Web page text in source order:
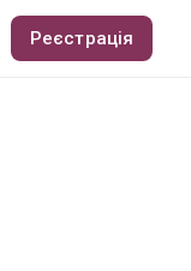
Реєстрація